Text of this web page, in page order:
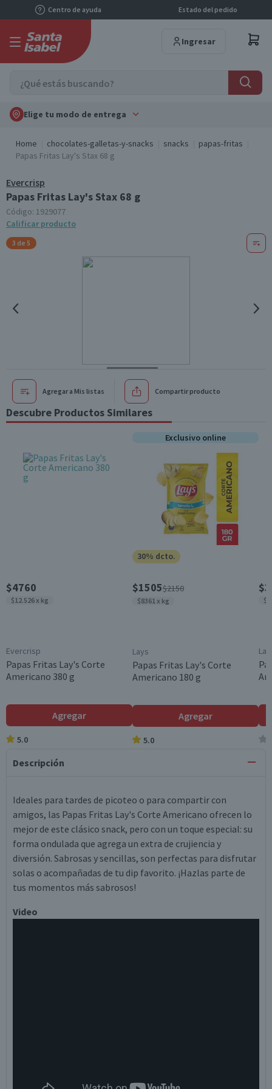
Centro de ayuda Estado del pedido
Ingresar
Elige tu modo de entrega
Home chocolates-galletas-y-snacks snacks
papas-fritas
Papas Fritas Lay's Stax 68 g
Evercrisp
Papas Fritas Lay's Stax 68 g
Código: 1929077
Calificar producto
3 de 5
Agregar a Mis listas Compartir producto
Descubre Productos Similares
$4760
$12.526 x kg
Evercrisp
Papas Fritas Lay's Corte
Americano 380 g
Agregar
5.0
Exclusivo online
30% dcto.
$1505$2150
$8361 x kg
Lays
Papas Fritas Lay's Corte
Americano 180 g
Agregar
5.0
Descripción
Ideales para tardes de picoteo o para compartir con
amigos, las Papas Fritas Lay's Corte Americano ofrecen lo
mejor de este clásico snack, pero con un toque especial: su
forma ondulada que agrega un extra de crujiencia y
diversión. Sabrosas y sencillas, son perfectas para disfrutar
solas o acompañadas de tu dip favorito. ¡Hazlas parte de
tus momentos más sabrosos!
Video